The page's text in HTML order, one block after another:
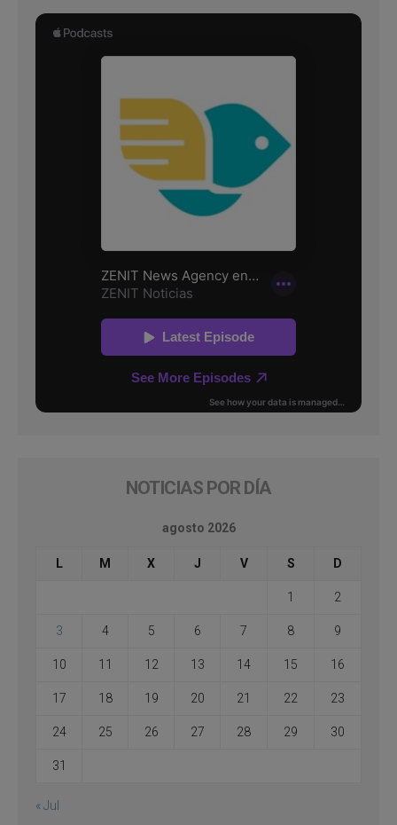
NOTICIAS POR DÍA
agosto 2026
L M X J V S D
1 2
3 4 5 6 7 8 9
10 11 12 13 14 15 16
17 18 19 20 21 22 23
24 25 26 27 28 29 30
31
« Jul